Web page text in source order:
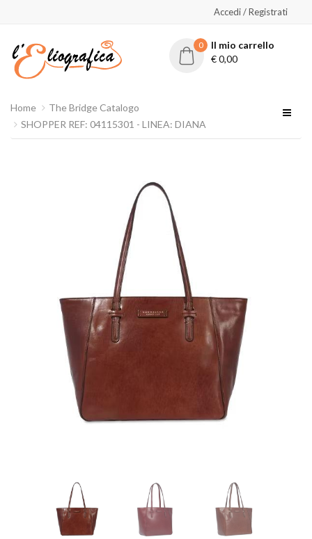
Accedi / Registrati
0
Il mio carrello
€0,00
Home
The Bridge Catalogo
SHOPPER REF: 04115301 - LINEA: DIANA